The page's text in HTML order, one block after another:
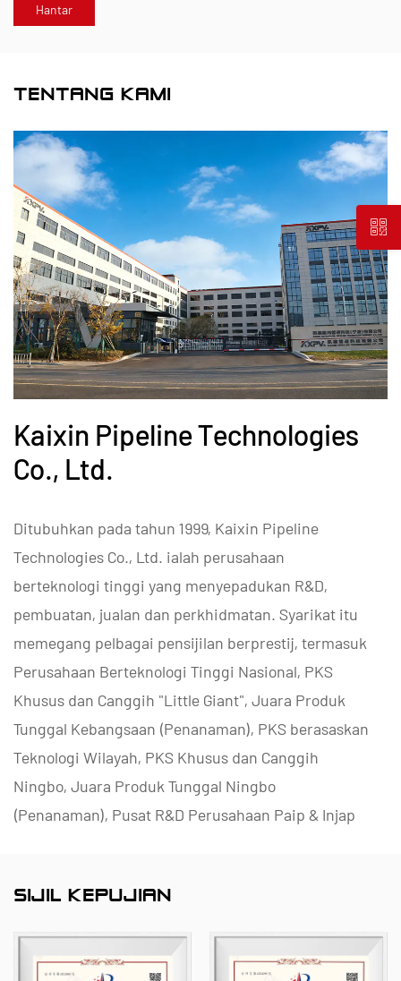
TENTANG KAMI
Kaixin Pipeline Technologies
Co., Ltd.
Ditubuhkan pada tahun 1999, Kaixin Pipeline
Technologies Co., Ltd. ialah perusahaan
berteknologi tinggi yang menyepadukan R&D,
pembuatan, jualan dan perkhidmatan. Syarikat itu
memegang pelbagai pensijilan berprestij, termasuk
Perusahaan Berteknologi Tinggi Nasional, PKS
Khusus dan Canggih "Little Giant", Juara Produk
Tunggal Kebangsaan (Penanaman), PKS berasaskan
Teknologi Wilayah, PKS Khusus dan Canggih
Ningbo, Juara Produk Tunggal Ningbo
(Penanaman), Pusat R&D Perusahaan Paip & Injap
Dataran Kilang Ningbo Tahap Kematangan
Keupayaan Pengurusan 2.
Kami pakar dalam membangunkan, menghasilkan
SIJIL KEPUJIAN